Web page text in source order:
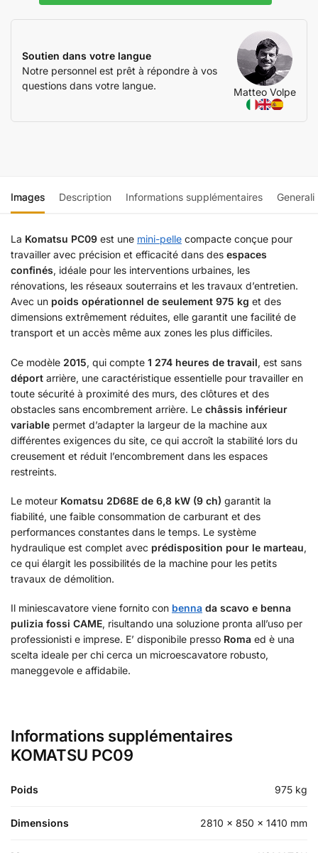
Soutien dans votre langue
Notre personnel est prêt à répondre à vos
questions dans votre langue.
Matteo Volpe
Images Description Informations supplémentaires Generali
La Komatsu PC09 est une mini-pelle compacte conçue pour
travailler avec précision et efficacité dans des espaces
confinés, idéale pour les interventions urbaines, les
rénovations, les réseaux souterrains et les travaux d’entretien.
Avec un poids opérationnel de seulement 975 kg et des
dimensions extrêmement réduites, elle garantit une facilité de
transport et un accès même aux zones les plus difficiles.
Ce modèle 2015, qui compte 1 274 heures de travail, est sans
déport arrière, une caractéristique essentielle pour travailler en
toute sécurité à proximité des murs, des clôtures et des
obstacles sans encombrement arrière. Le châssis inférieur
variable permet d’adapter la largeur de la machine aux
différentes exigences du site, ce qui accroît la stabilité lors du
creusement et réduit l’encombrement dans les espaces
restreints.
Le moteur Komatsu 2D68E de 6,8 kW (9 ch) garantit la
fiabilité, une faible consommation de carburant et des
performances constantes dans le temps. Le système
hydraulique est complet avec prédisposition pour le marteau,
ce qui élargit les possibilités de la machine pour les petits
travaux de démolition.
Il miniescavatore viene fornito con benna da scavo e benna
pulizia fossi CAME, risultando una soluzione pronta all’uso per
professionisti e imprese. E’ disponibile presso Roma ed è una
scelta ideale per chi cerca un microescavatore robusto,
maneggevole e affidabile.
Informations supplémentaires
KOMATSU PC09
Poids 975 kg
Dimensions 2810 × 850 × 1410 mm